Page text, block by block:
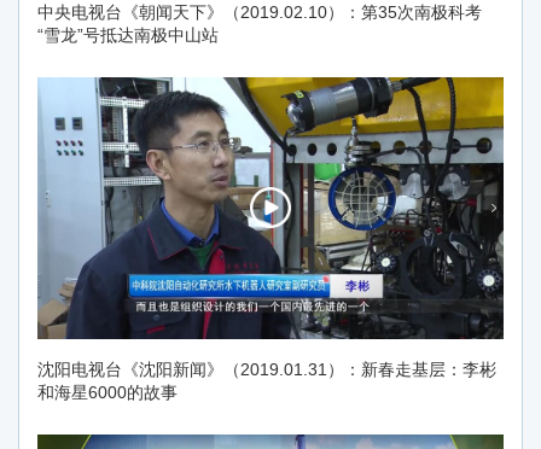
中央电视台《朝闻天下》（2019.02.10）：第35次南极科考
“雪龙”号抵达南极中山站
沈阳电视台《沈阳新闻》（2019.01.31）：新春走基层：李彬
和海星6000的故事